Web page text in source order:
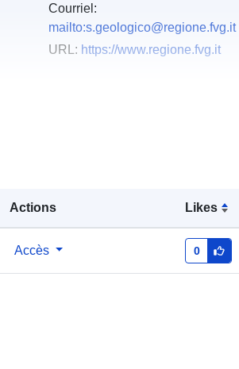
Actions Likes
Accès 0
Courriel:
mailto:s.geologico@regione.fvg.it
URL: https://www.regione.fvg.it
13.92, 46.66 ], [ 13.92, 45.56 ], [
12.32, 45.56 ], [ 12.32, 46.66 ] ]
Type: